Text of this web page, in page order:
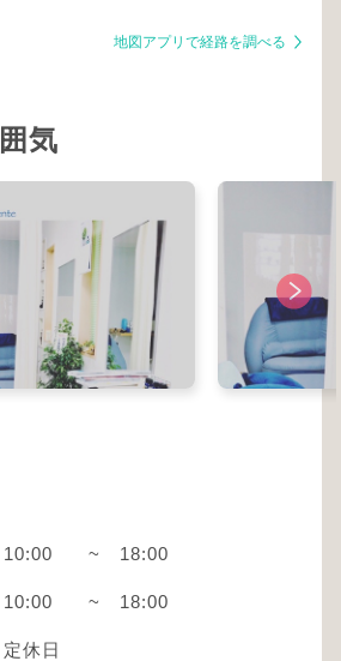
地図アプリで経路を調べる
気
10:00 ~ 18:00
10:00 ~ 18:00
定休日